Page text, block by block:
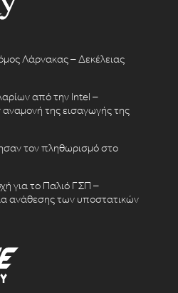
Λάρνακας – Δεκέλειας
από την Intel –
αναμονή της εισαγωγής της
τον πληθωρισμό στο
για το Παλιό ΓΣΠ –
ανάθεσης των υποστατικών